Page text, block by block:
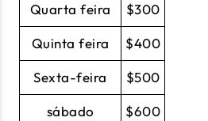
Quarta feira $300
Quinta feira $400
Sexta-feira $500
sábado $600